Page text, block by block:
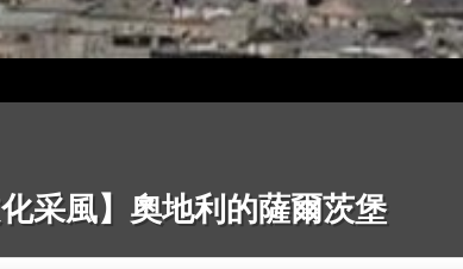
化采風】奧地利的薩爾茨堡